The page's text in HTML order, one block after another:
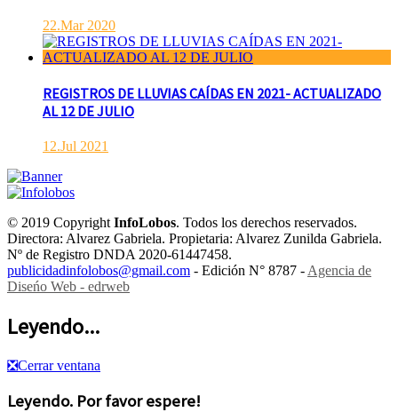
22.Mar 2020
REGISTROS DE LLUVIAS CAÍDAS EN 2021- ACTUALIZADO
AL 12 DE JULIO
12.Jul 2021
© 2019 CopyrightInfoLobos. Todos los derechos reservados.
Directora: Alvarez Gabriela. Propietaria: Alvarez Zunilda Gabriela.
Nº de Registro DNDA 2020-61447458.
publicidadinfolobos@gmail.com - Edición N° 8787 -Agencia de
Diseńo Web - edrweb
Leyendo...
❎Cerrar ventana
Leyendo. Por favor espere!